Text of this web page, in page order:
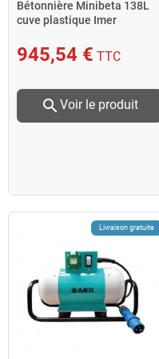
Bétonnière Minibeta 138L
cuve plastique Imer
945,54 € TTC
search Voir le produit
Livraison gratuite